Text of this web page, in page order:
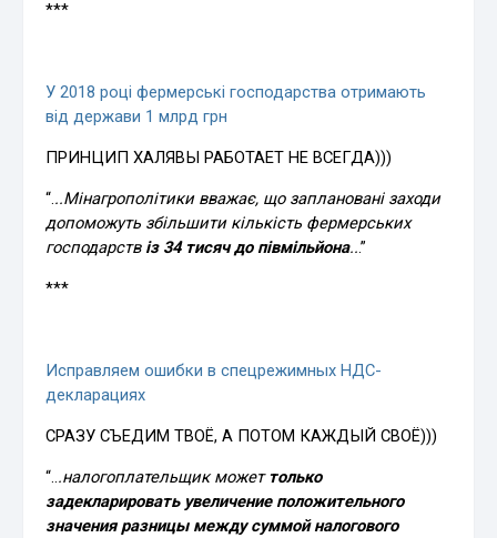
***
У 2018 році фермерські господарства отримають
від держави 1 млрд грн
ПРИНЦИП ХАЛЯВЫ РАБОТАЕТ НЕ ВСЕГДА)))
“...Мінагрополітики вважає, що заплановані заходи
допоможуть збільшити кількість фермерських
господарств із 34 тисяч до півмільйона...”
***
Исправляем ошибки в спецрежимных НДС-
декларациях
СРАЗУ СЪЕДИМ ТВОЁ, А ПОТОМ КАЖДЫЙ СВОЁ)))
“...налогоплательщик можеттолько
задекларировать увеличение положительного
значения разницы между суммой налогового